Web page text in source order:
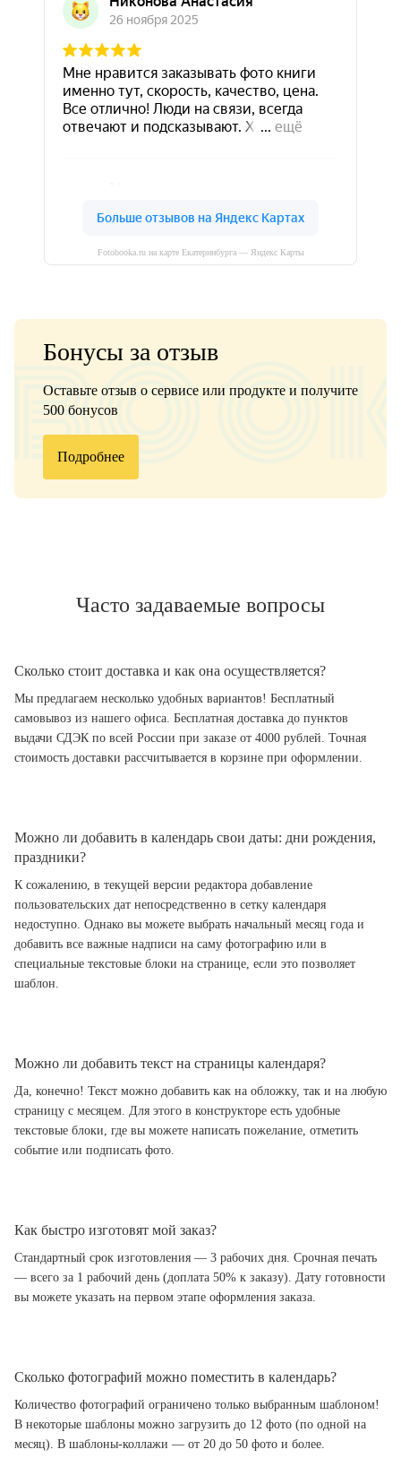
Fotobooka.ru на карте Екатеринбурга — Яндекс Карты
Бонусы за отзыв
Оставьте отзыв о сервисе или продукте и получите
500 бонусов
Подробнее
Часто задаваемые вопросы
Сколько стоит доставка и как она осуществляется?
Мы предлагаем несколько удобных вариантов! Бесплатный
самовывоз из нашего офиса. Бесплатная доставка до пунктов
выдачи СДЭК по всей России при заказе от 4000 рублей. Точная
стоимость доставки рассчитывается в корзине при оформлении.
Можно ли добавить в календарь свои даты: дни рождения,
праздники?
К сожалению, в текущей версии редактора добавление
пользовательских дат непосредственно в сетку календаря
недоступно. Однако вы можете выбрать начальный месяц года и
добавить все важные надписи на саму фотографию или в
специальные текстовые блоки на странице, если это позволяет
шаблон.
Можно ли добавить текст на страницы календаря?
Да, конечно! Текст можно добавить как на обложку, так и на любую
страницу с месяцем. Для этого в конструкторе есть удобные
текстовые блоки, где вы можете написать пожелание, отметить
событие или подписать фото.
Как быстро изготовят мой заказ?
Стандартный срок изготовления — 3 рабочих дня. Срочная печать
— всего за 1 рабочий день (доплата 50% к заказу). Дату готовности
вы можете указать на первом этапе оформления заказа.
Сколько фотографий можно поместить в календарь?
Количество фотографий ограничено только выбранным шаблоном!
В некоторые шаблоны можно загрузить до 12 фото (по одной на
месяц). В шаблоны-коллажи — от 20 до 50 фото и более.